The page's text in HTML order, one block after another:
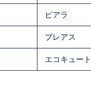
ピアラ
プレアス
エコキュート